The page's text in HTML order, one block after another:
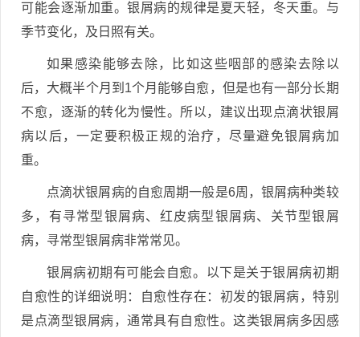
可能会逐渐加重。银屑病的规律是夏天轻，冬天重。与
季节变化，及日照有关。
如果感染能够去除，比如这些咽部的感染去除以
后，大概半个月到1个月能够自愈，但是也有一部分长期
不愈，逐渐的转化为慢性。所以，建议出现点滴状银屑
病以后，一定要积极正规的治疗，尽量避免银屑病加
重。
点滴状银屑病的自愈周期一般是6周，银屑病种类较
多，有寻常型银屑病、红皮病型银屑病、关节型银屑
病，寻常型银屑病非常常见。
银屑病初期有可能会自愈。以下是关于银屑病初期
自愈性的详细说明：自愈性存在：初发的银屑病，特别
是点滴型银屑病，通常具有自愈性。这类银屑病多因感